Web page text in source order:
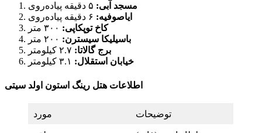
مسجد آبی:
ایاصوفیه: ۶ دقیقه پیاده‌روی
کاخ توپکاپی:
باسیلیکا سیسترن:
برج گالاتا: ۲.۷ کیلومتر
خیابان استقلال:
اطلاعات هتل رینگ استون اولد سیتی
مورد توضیحات